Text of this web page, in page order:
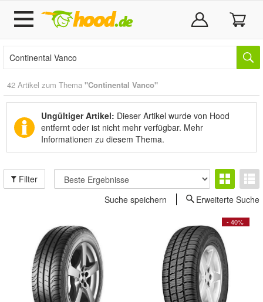
42 Artikel zum Thema "Continental Vanco"
Ungültiger Artikel: Dieser Artikel wurde von Hood
entfernt oder ist nicht mehr verfügbar. Mehr
Informationen zu diesem Thema.
Filter
Suche speichern
Erweiterte Suche
- 40%